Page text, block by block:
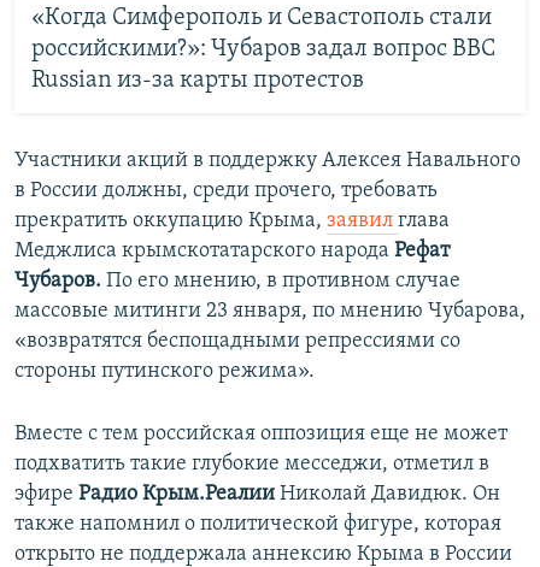
«Когда Симферополь и Севастополь стали
российскими?»: Чубаров задал вопрос BBC
Russian из-за карты протестов
Участники акций в поддержку Алексея Навального
в России должны, среди прочего, требовать
прекратить оккупацию Крыма, заявил глава
Меджлиса крымскотатарского народа Рефат
Чубаров. По его мнению, в противном случае
массовые митинги 23 января, по мнению Чубарова,
«возвратятся беспощадными репрессиями со
стороны путинского режима».
Вместе с тем российская оппозиция еще не может
подхватить такие глубокие месседжи, отметил в
эфире Радио Крым.Реалии Николай Давидюк. Он
также напомнил о политической фигуре, которая
открыто не поддержала аннексию Крыма в России